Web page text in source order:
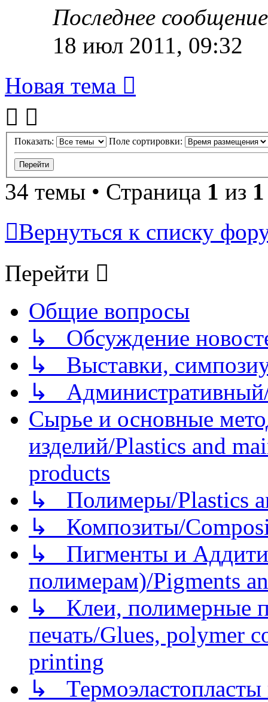
Последнее
18 июл 2011, 09:32
Новая тема
Показать: Поле сортировки:
34 темы • Страница 1 из 1
Вернуться к списку
Перейти
Общие вопросы
↳ Обсуждение
↳ Выставки,
↳
Сырье и основные
изделий/Plastics and
products
↳ Полимеры/Plastics
↳ Композиты/
↳ Пигменты и
полимерам)/Pigments
↳ Клеи, полимерные
печать/Glues, polymer
printing
↳